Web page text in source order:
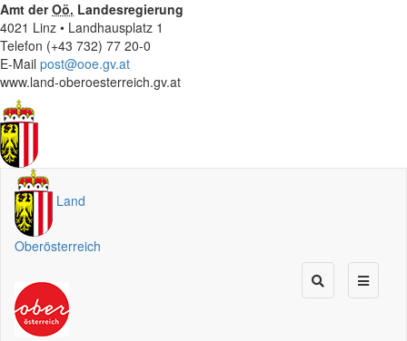
Amt derOö. Landesregierung
4021 Linz • Landhausplatz 1
Telefon (+43 732) 77 20-0
E-Mail post@ooe.gv.at
www.land-oberoesterreich.gv.at
Land
Oberösterreich